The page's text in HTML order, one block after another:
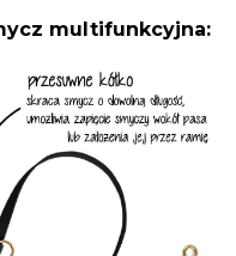
multifunkcyjna: